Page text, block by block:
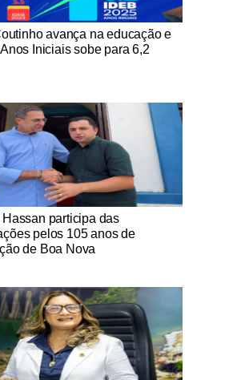
avança na educação e
Anos Iniciais sobe para 6,2
Hassan participa das
pelos 105 anos de
de Boa Nova